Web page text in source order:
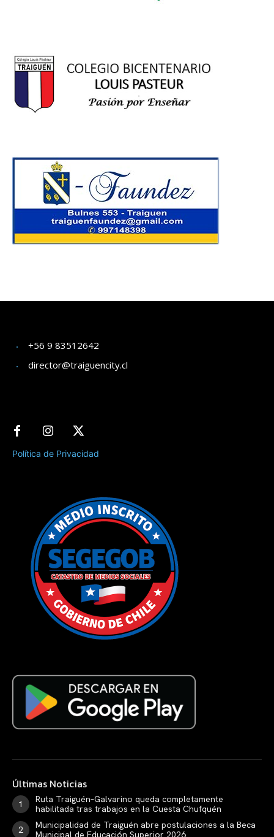
+56 9 83512642
director@traiguencity.cl
Política de Privacidad
Últimas Noticias
Ruta Traiguén–Galvarino queda completamente
habilitada tras trabajos en la Cuesta Chufquén
Municipalidad de Traiguén abre postulaciones a la Beca
Municipal de Educación Superior 2026